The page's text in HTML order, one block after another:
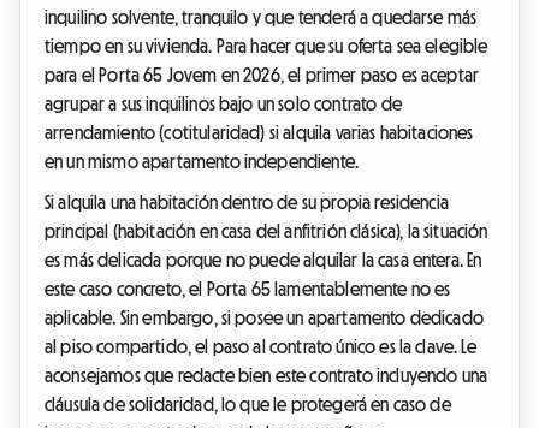
inquilino solvente, tranquilo y que tenderá a quedarse más
tiempo en su vivienda. Para hacer que su oferta sea elegible
para el Porta 65 Jovem en 2026, el primer paso es aceptar
agrupar a sus inquilinos bajo un solo contrato de
arrendamiento (cotitularidad) si alquila varias habitaciones
en un mismo apartamento independiente.
Si alquila una habitación dentro de su propia residencia
principal (habitación en casa del anfitrión clásica), la situación
es más delicada porque no puede alquilar la casa entera. En
este caso concreto, el Porta 65 lamentablemente no es
aplicable. Sin embargo, si posee un apartamento dedicado
al piso compartido, el paso al contrato único es la clave. Le
aconsejamos que redacte bien este contrato incluyendo una
cláusula de solidaridad, lo que le protegerá en caso de